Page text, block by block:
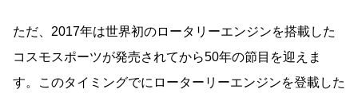
ただ、2017年は世界初のロータリーエンジンを搭載した
コスモスポーツが発売されてから50年の節目を迎えま
す。このタイミングでにローターリーエンジンを登載した